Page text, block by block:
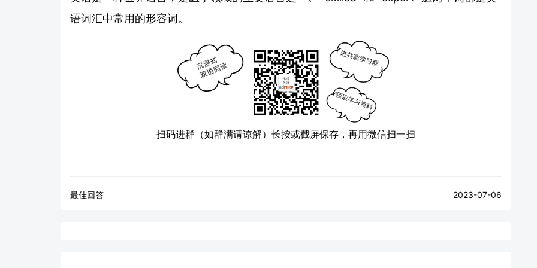
语词汇中常用的形容词。
扫码进群（如群满请谅解） 长按或截屏保存，再用微信扫一扫
最佳回答 2023-07-06